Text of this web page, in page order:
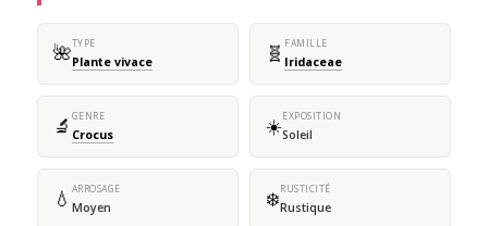
🌺TYPE
Plante vivace 🧬 FAMILLE
Iridaceae
🔬 GENRE
Crocus ☀️EXPOSITION
Soleil
💧 ARROSAGE
Moyen ❄️RUSTICITÉ
Rustique